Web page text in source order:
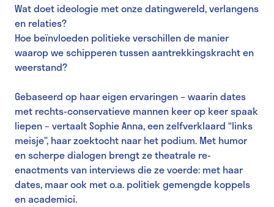
Wat doet ideologie met onze datingwereld, verlangens
en relaties?
Hoe beïnvloeden politieke verschillen de manier
waarop we schipperen tussen aantrekkingskracht en
weerstand?
Gebaseerd op haar eigen ervaringen – waarin dates
met rechts-conservatieve mannen keer op keer spaak
liepen – vertaalt Sophie Anna, een zelfverklaard “links
meisje”, haar zoektocht naar het podium. Met humor
en scherpe dialogen brengt ze theatrale re-
enactments van interviews die ze voerde: met haar
dates, maar ook met o.a. politiek gemengde koppels
en academici.